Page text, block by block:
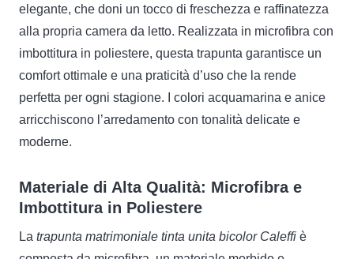
elegante, che doni un tocco di freschezza e raffinatezza
alla propria camera da letto. Realizzata in microfibra con
imbottitura in poliestere, questa trapunta garantisce un
comfort ottimale e una praticità d’uso che la rende
perfetta per ogni stagione. I colori acquamarina e anice
arricchiscono l’arredamento con tonalità delicate e
moderne.
Materiale di Alta Qualità: Microfibra e
Imbottitura in Poliestere
La trapunta matrimoniale tinta unita bicolor Caleffi è